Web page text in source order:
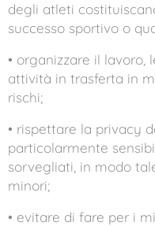
degli atleti
successo sportivo o
• organizzare il
attività in trasferta in
rischi;
• rispettare la privacy
particolarmente
sorvegliati, in modo
minori;
• evitare di fare per i